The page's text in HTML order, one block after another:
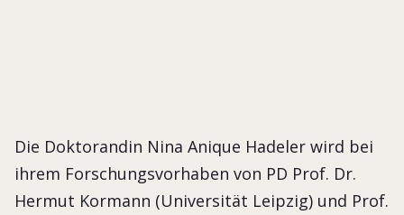
Die Doktorandin Nina Anique Hadeler wird bei
ihrem Forschungsvorhaben von PD Prof. Dr.
Hermut Kormann (Universität Leipzig) und Prof.